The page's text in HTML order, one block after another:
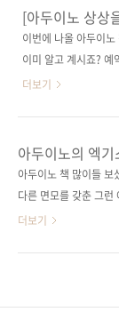
분들이 그렇게 많지
쉽고 재밌는 이벤트를
습니다! 이제부터 당
고자 공정하게 사다리
이트 다음에서 사다리
순서대로, 결과는 완제
여 진행하였습니다. 그
첨되신 분들 축하합니
아래 공간에 입력을 ..
[아두이노 상상
이벤트
이번에 나올 아두이
이미 알고 계시죠? 예
중 10분께 아두이노
제공해 주신 아두이
여 드릴 예정이니 많
모 기간 : 2014-05-
얼 업로더 (5명) DIY
to 시리얼 업로더 (5
더보기
아두이노의 엑
아두이노 책 많이들 보
다른 면모를 갖춘 그런
리고자 합니다. 아두이
더보기